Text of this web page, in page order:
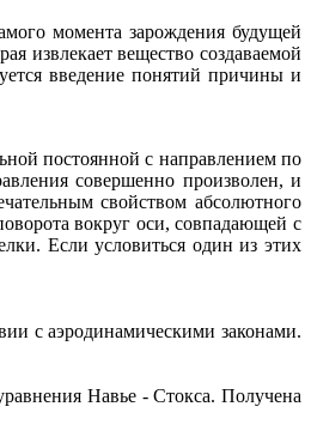
момента зарождения будущей
извлекает вещество создаваемой
введение понятий причины и
постоянной с направлением по
совершенно произволен, и
свойством абсолютного
вокруг оси, совпадающей с
Если условиться один из этих
с аэродинамическими законами.
Навье - Стокса. Получена